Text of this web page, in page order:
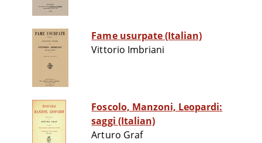
Fame usurpate (Italian)
Vittorio Imbriani
Foscolo, Manzoni, Leopardi:
saggi (Italian)
Arturo Graf